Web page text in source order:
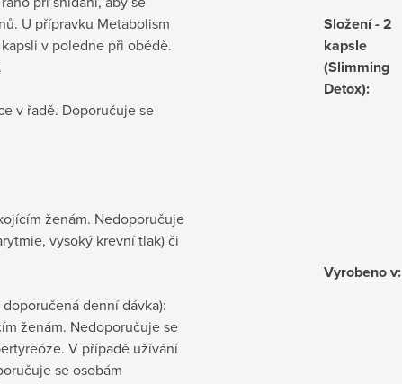
U přípravku Metabolism
v poledne při obědě.
v řadě. Doporučuje se
ženám. Nedoporučuje
vysoký krevní tlak) či
denní dávka):
ženám. Nedoporučuje se
V případě užívání
se osobám
Složení - 2
kapsle
(Slimming
Detox):
Vyrobeno v: